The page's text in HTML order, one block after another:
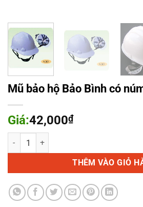
Mũ bảo hộ Bảo Bình có
Giá:42,000₫
Mũ bảo hộ Bảo Bình có núm vặn N001 số
THÊM VÀO GIỎ